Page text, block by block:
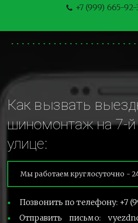
+7 (999) 665-92-
Как вызвать
шиномонтаж на 7-
улице:
Мы работаем круглосуточно -
Позвонить по телефону: +7
Отправить письмо: